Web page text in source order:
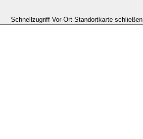
Schnellzugriff Vor-Ort-Standortkarte schließen